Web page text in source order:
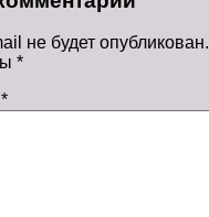
не будет опубликован.
*
*